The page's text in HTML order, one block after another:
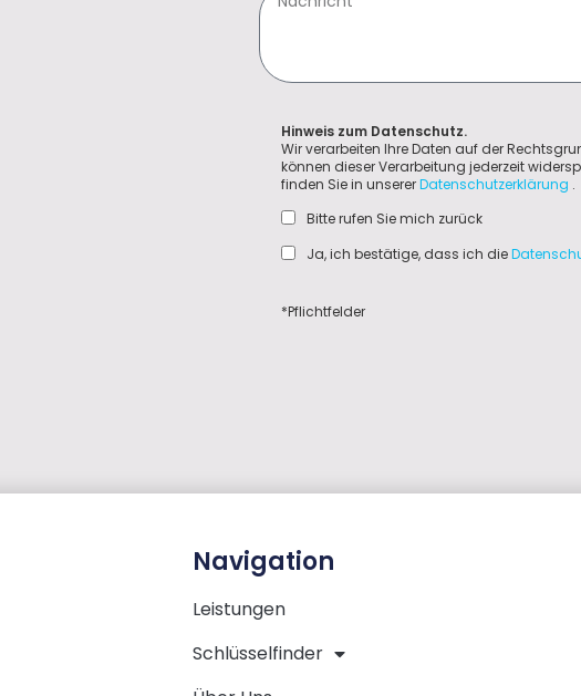
Hinweis zum Datenschutz.
Wir verarbeiten Ihre Daten auf der
können dieser Verarbeitung jederzeit
finden Sie in unsererDatenschutzerklärung .
Bitte rufen Sie mich zurück
Ja, ich bestätige, dass ich die
*Pflichtfelder
Navigation
Leistungen
Schlüsselfinder